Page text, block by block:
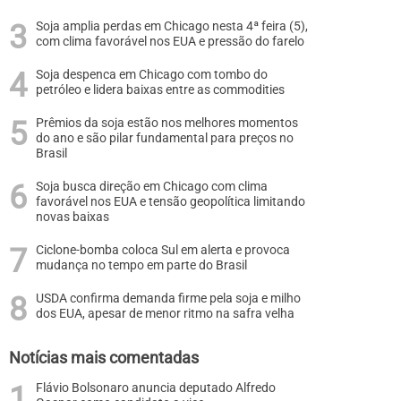
Soja amplia perdas em Chicago nesta 4ª feira (5),
com clima favorável nos EUA e pressão do farelo
Soja despenca em Chicago com tombo do
petróleo e lidera baixas entre as commodities
Prêmios da soja estão nos melhores momentos
do ano e são pilar fundamental para preços no
Brasil
Soja busca direção em Chicago com clima
favorável nos EUA e tensão geopolítica limitando
novas baixas
Ciclone-bomba coloca Sul em alerta e provoca
mudança no tempo em parte do Brasil
USDA confirma demanda firme pela soja e milho
dos EUA, apesar de menor ritmo na safra velha
Notícias mais comentadas
Flávio Bolsonaro anuncia deputado Alfredo